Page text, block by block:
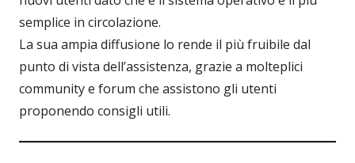
semplice in circolazione.
La sua ampia diffusione lo rende il più fruibile dal
punto di vista dell’assistenza, grazie a molteplici
community e forum che assistono gli utenti
proponendo consigli utili.